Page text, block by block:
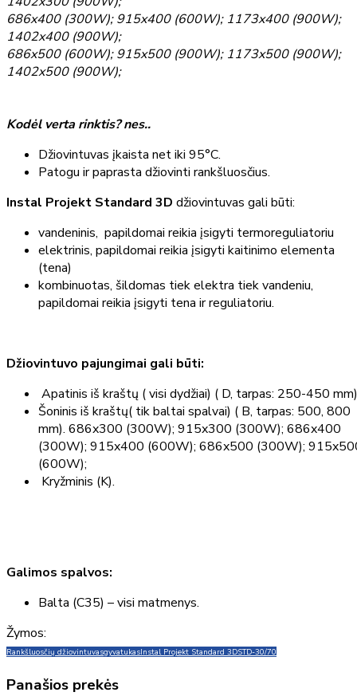
686x400 (300W); 915x400 (600W); 1173x400 (900W);
1402x400 (900W);
686x500 (600W); 915x500 (900W); 1173x500 (900W);
1402x500 (900W);
Kodėl verta rinktis? nes..
Džiovintuvas įkaista net iki 95°C.
Patogu ir paprasta džiovinti rankšluosčius.
Instal Projekt Standard 3D džiovintuvas gali būti:
vandeninis, papildomai reikia įsigyti termoreguliatoriu
elektrinis, papildomai reikia įsigyti kaitinimo elementa
(tena)
kombinuotas, šildomas tiek elektra tiek vandeniu,
papildomai reikia įsigyti tena ir reguliatoriu.
Džiovintuvo pajungimai gali būti:
Apatinis iš kraštų ( visi dydžiai) ( D, tarpas: 250-450
Šoninis iš kraštų( tik baltai spalvai) ( B, tarpas: 500, 800
mm). 686x300 (300W); 915x300 (300W); 686x400
(300W); 915x400 (600W); 686x500 (300W);
(600W);
Kryžminis (K).
Galimos spalvos:
Balta (C35) – visi matmenys.
Žymos:
Rankšluosčių džiovintuvasgyvatukasInstal Projekt Standard 3DSTD-30/70
Panašios prekės